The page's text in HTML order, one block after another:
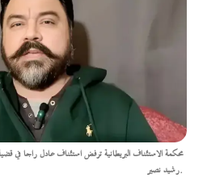
محكمة الاستئناف البريطانية ترفض استئناف عادل راجا في قضية
رشيد نصير.